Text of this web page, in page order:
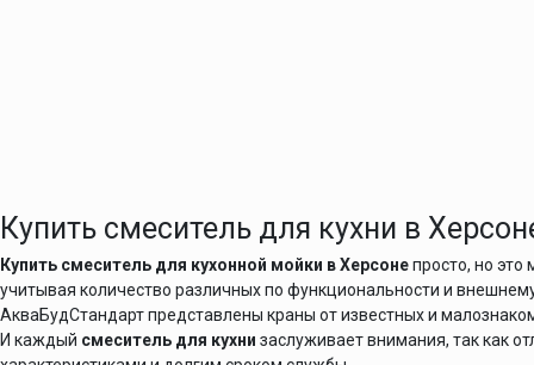
Купить смеситель для кухни в
Купить смеситель для кухонной мойки в Херсонепросто, но это
учитывая количество различных по функциональности и
АкваБудСтандарт представлены краны от известных и
И каждый смеситель для кухни заслуживает внимания, так как